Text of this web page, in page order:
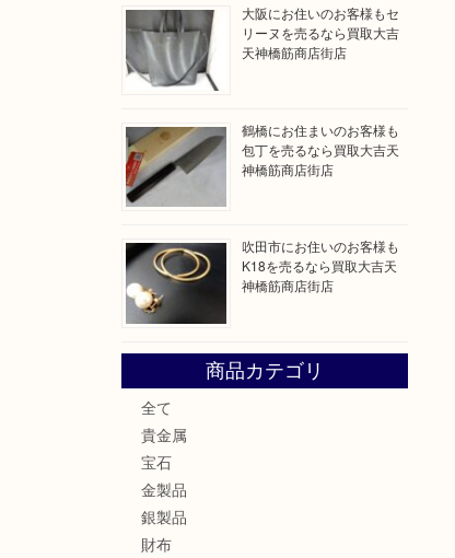
大阪にお住いのお客様もセ
リーヌを売るなら買取大吉
天神橋筋商店街店
鶴橋にお住まいのお客様も
包丁を売るなら買取大吉天
神橋筋商店街店
吹田市にお住いのお客様も
K18を売るなら買取大吉天
神橋筋商店街店
商品カテゴリ
全て
貴金属
宝石
金製品
銀製品
財布